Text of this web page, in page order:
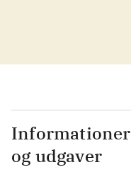
Informationer
og udgaver